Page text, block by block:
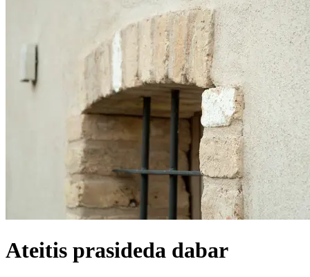
Ateitis prasideda dabar